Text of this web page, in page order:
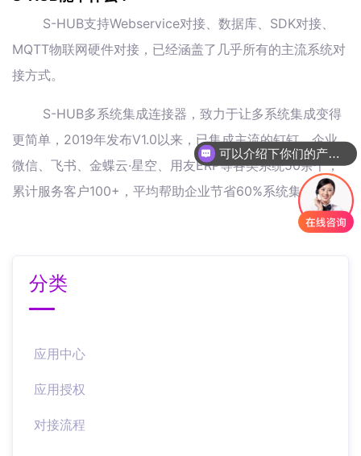
S-HUB支持Webservice对接、数据库、SDK对接、
MQTT物联网硬件对接，已经涵盖了几乎所有的主流系统对
接方式。
S-HUB多系统集成连接器，致力于让多系统集成变得
更简单，2019年发布V1.0以来，已集成主流的钉钉、企业
微信、飞书、金蝶云·星空、用友ERP等各类系统50余个，
累计服务客户100+，平均帮助企业节省60%系统集成本。
分类
应用中心
应用授权
对接流程
可以介绍下你们的产品么